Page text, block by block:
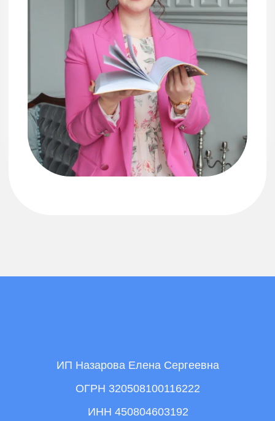
ИП Назарова Елена Сергеевна
ОГРН 320508100116222
ИНН 450804603192